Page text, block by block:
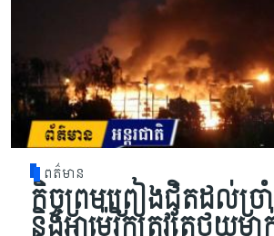
ពត៌មាន
កិច្ចព្រមព្រៀងជិតដល់ច្រ